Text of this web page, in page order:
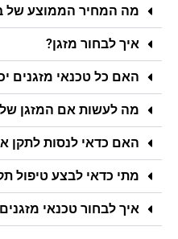
מה המחיר הממוצע של
איך לבחור מזגן?
האם כל טכנאי מזגנים
מה לעשות אם המזגן
האם כדאי לנסות לתקן
מתי כדאי לבצע טיפול
איך לבחור טכנאי